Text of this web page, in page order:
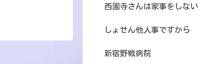
西園寺さんは家事をしない
しょせん他人事ですから
新宿野戦病院